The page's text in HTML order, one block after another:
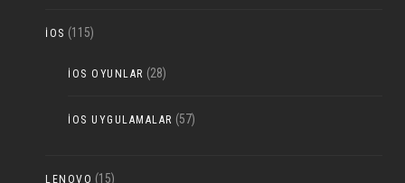
IOS (115)
IOS OYUNLAR (28)
IOS UYGULAMALAR (57)
LENOVO (15)